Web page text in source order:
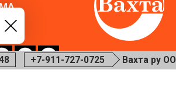
911-727-0725 Вахта ру ООО МДС